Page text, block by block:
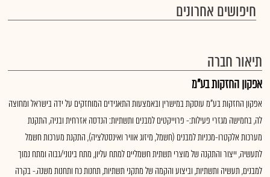
חיפושים אחרונים
תיאור חברה
אפקון החזקות בע"מ
אפקון החזקות בע"מ עוסקת במישרין ובאמצעות התאגידים המוחזקים על ידה בישראל ומחוצה
לה, בחמישה מגזרי פעילות:- פרוייקטים למבנים ותשתיות: הנדסה אזרחית ובניה, התקנת
מערכות אלקטרו-מכניות למבנים (חשמל, מיזוג אוויר ואינסטלציה), התקנת מערכות חשמל
לתעשיה, ייצור והתקנה של מוצרי תשתית חשמליים למתח עליון, מתח בינוני/גבוה ומתח נמוך
למבנים, תעשיה ותשתיות, וביצוע והקמה של מתקני תשתיות, תחנות כח ותחנות משנה.- בקרה